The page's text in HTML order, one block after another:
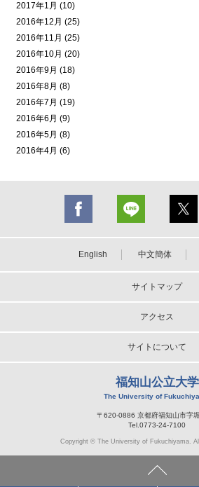
2017年1月 (10)
2016年12月 (25)
2016年11月 (25)
2016年10月 (20)
2016年9月 (18)
2016年8月 (8)
2016年7月 (19)
2016年6月 (9)
2016年5月 (8)
2016年4月 (6)
English 中文簡体
サイトマップ
アクセス
サイトについて
福知山公立大学
The University of
〒620-0886 京都府福知山市字
Tel.0773-24-7100
Copyright © The University of Fukuchiyama.